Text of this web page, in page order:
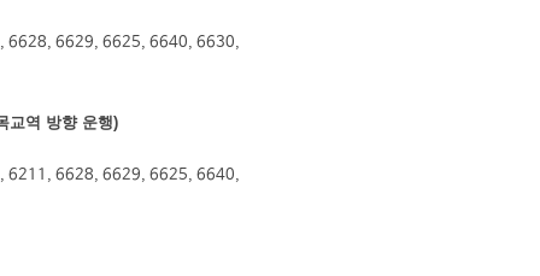
교역 방향 운행)